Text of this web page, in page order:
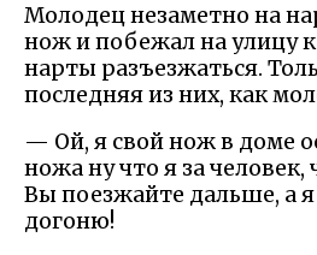
Молодец незаметно на
нож и побежал на улицу
нарты разъезжаться.
последняя из них, как
— Ой, я свой нож в доме
ножа ну что я за человек,
Вы поезжайте дальше, а
догоню!